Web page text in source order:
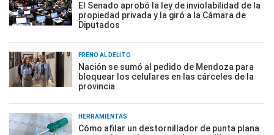
El Senado aprobó la ley de inviolabilidad de la
propiedad privada y la giró a la Cámara de
Diputados
FRENO AL DELITO
Nación se sumó al pedido de Mendoza para
bloquear los celulares en las cárceles de la
provincia
HERRAMIENTAS
Cómo afilar un destornillador de punta plana